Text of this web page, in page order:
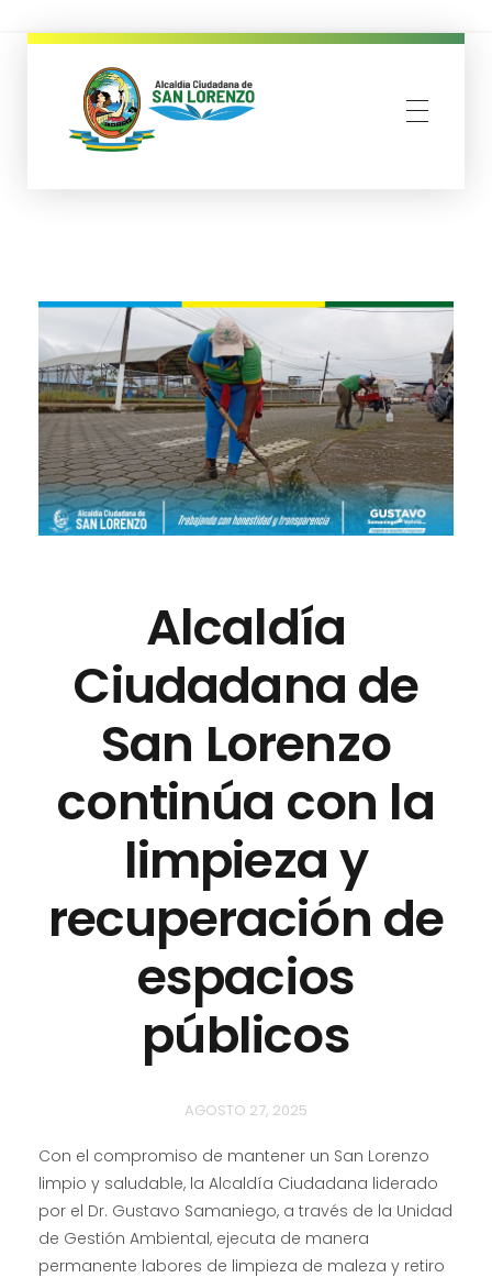
Alcaldía
Ciudadana de
San Lorenzo
continúa con la
limpieza y
recuperación de
espacios
públicos
AGOSTO 27, 2025
Con el compromiso de mantener un San Lorenzo
limpio y saludable, la Alcaldía Ciudadana liderado
por el Dr. Gustavo Samaniego, a través de la Unidad
de Gestión Ambiental, ejecuta de manera
permanente labores de limpieza de maleza y retiro